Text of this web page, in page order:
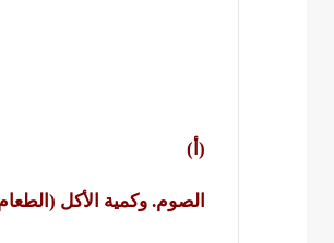
(أ)
الصوم. وكمية الأكل